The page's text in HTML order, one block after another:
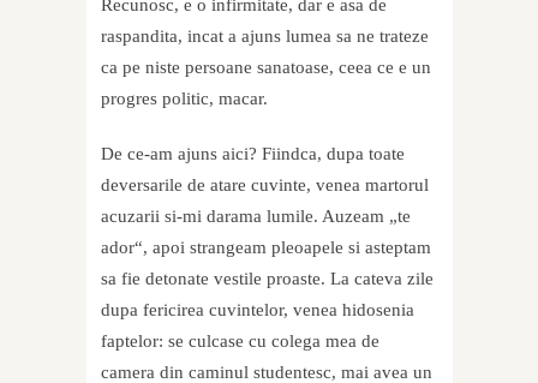
Recunosc, e o infirmitate, dar e asa de
raspandita, incat a ajuns lumea sa ne trateze
ca pe niste persoane sanatoase, ceea ce e un
progres politic, macar.
De ce-am ajuns aici? Fiindca, dupa toate
deversarile de atare cuvinte, venea martorul
acuzarii si-mi darama lumile. Auzeam „te
ador“, apoi strangeam pleoapele si asteptam
sa fie detonate vestile proaste. La cateva zile
dupa fericirea cuvintelor, venea hidosenia
faptelor: se culcase cu colega mea de
camera din caminul studentesc, mai avea un